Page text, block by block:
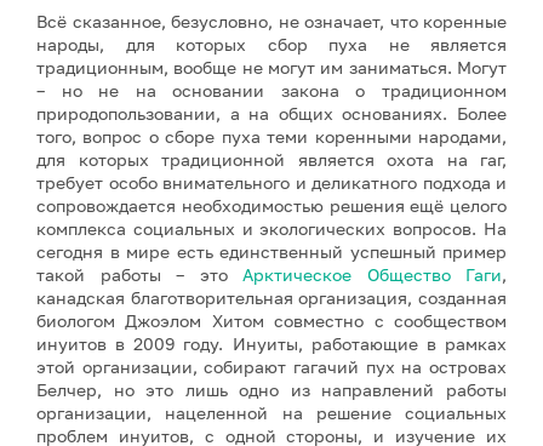
Всё сказанное, безусловно, не означает, что коренные
народы, для которых сбор пуха не является
традиционным, вообще не могут им заниматься. Могут
– но не на основании закона о традиционном
природопользовании, а на общих основаниях. Более
того, вопрос о сборе пуха теми коренными народами,
для которых традиционной является охота на гаг,
требует особо внимательного и деликатного подхода и
сопровождается необходимостью решения ещё целого
комплекса социальных и экологических вопросов. На
сегодня в мире есть единственный успешный пример
такой работы – это Арктическое Общество Гаги,
канадская благотворительная организация, созданная
биологом Джоэлом Хитом совместно с сообществом
инуитов в 2009 году. Инуиты, работающие в рамках
этой организации, собирают гагачий пух на островах
Белчер, но это лишь одно из направлений работы
организации, нацеленной на решение социальных
проблем инуитов, с одной стороны, и изучение их